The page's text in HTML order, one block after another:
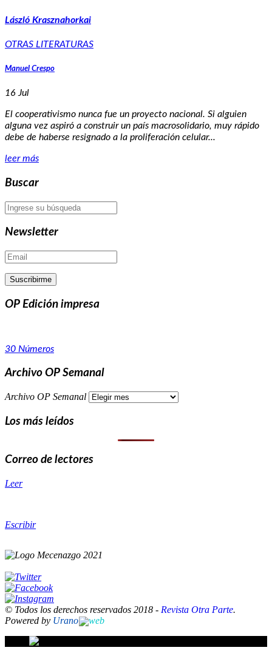
László Krasznahorkai
OTRAS LITERATURAS
Manuel Crespo
16 Jul
El cooperativismo nunca fue un proyecto nacional. Si alguien
alguna vez aspiró a construir un país macrosolidario, muy rápido
debe de haberse resignado a la proliferación celular...
leer más
Buscar
Newsletter
OP Edición impresa
30 Números
Archivo OP Semanal
Archivo OP Semanal
Los más leídos
Correo de lectores
Leer
Escribir
© Todos los derechos reservados 2018 - Revista Otra Parte.
Powered by Urano web